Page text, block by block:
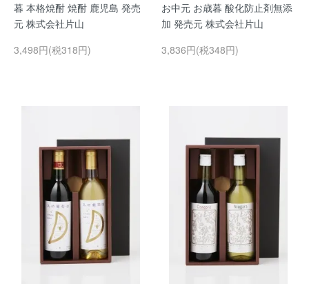
暮 本格焼酎 焼酎 鹿児島 発売
元 株式会社片山
3,498円(税318円)
お中元 お歳暮 酸化防止剤無添
加 発売元 株式会社片山
3,836円(税348円)